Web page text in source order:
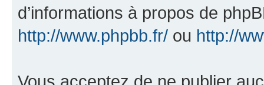
d’informations à propos de
http://www.phpbb.fr/ ou http://
Vous acceptez de ne publier